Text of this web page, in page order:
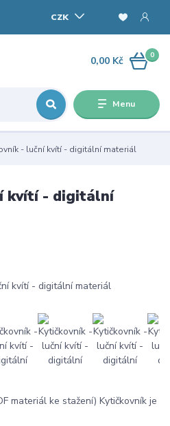
Menu
CZK
0
0,00 Kč
- luční kvítí - digitální materiál
kvítí - digitální
materiál ke stažení) Kytičkovník je